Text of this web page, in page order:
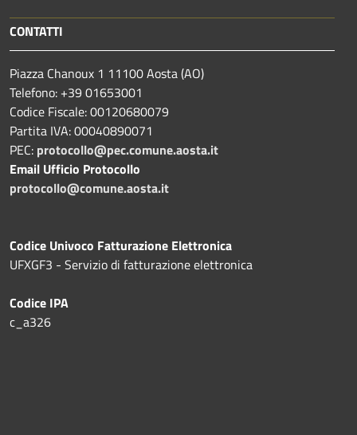
CONTATTI
Piazza Chanoux 1 11100 Aosta (AO)
Telefono: +39 01653001
Codice Fiscale: 00120680079
Partita IVA: 00040890071
PEC: protocollo@pec.comune.aosta.it
Email Ufficio Protocollo
protocollo@comune.aosta.it
Codice Univoco Fatturazione Elettronica
UFXGF3 - Servizio di fatturazione elettronica
Codice IPA
c_a326